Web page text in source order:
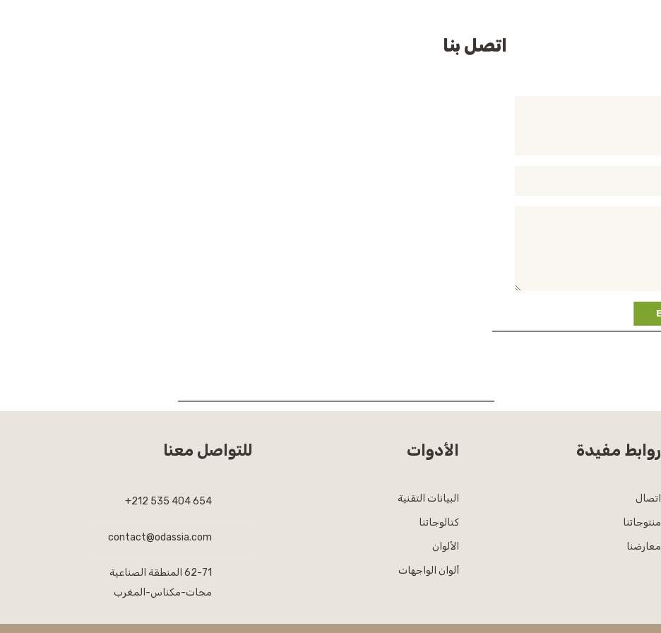
اتصل بنا
روابط مفيدة
اتصال
منتوجاتنا
معارضنا
الأدوات
البيانات التقنية
كتالوجاتنا
الألوان
ألوان الواجهات
للتواصل معنا
654 404 535 212+
contact@odassia.com
62-71 المنطقة الصناعية
مجات-مكناس-المغرب